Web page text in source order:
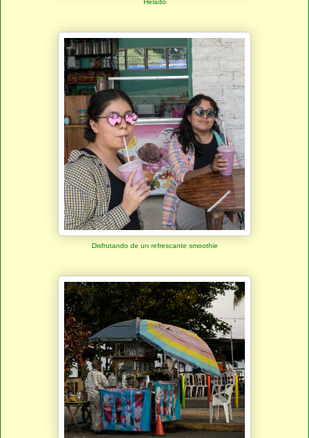
Helado
Disfrutando de un refrescante smoothie